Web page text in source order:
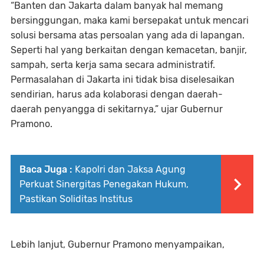
“Banten dan Jakarta dalam banyak hal memang
bersinggungan, maka kami bersepakat untuk mencari
solusi bersama atas persoalan yang ada di lapangan.
Seperti hal yang berkaitan dengan kemacetan, banjir,
sampah, serta kerja sama secara administratif.
Permasalahan di Jakarta ini tidak bisa diselesaikan
sendirian, harus ada kolaborasi dengan daerah-
daerah penyangga di sekitarnya,” ujar Gubernur
Pramono.
Baca Juga : Kapolri dan Jaksa Agung
Perkuat Sinergitas Penegakan Hukum,
Pastikan Soliditas Institus
Lebih lanjut, Gubernur Pramono menyampaikan,